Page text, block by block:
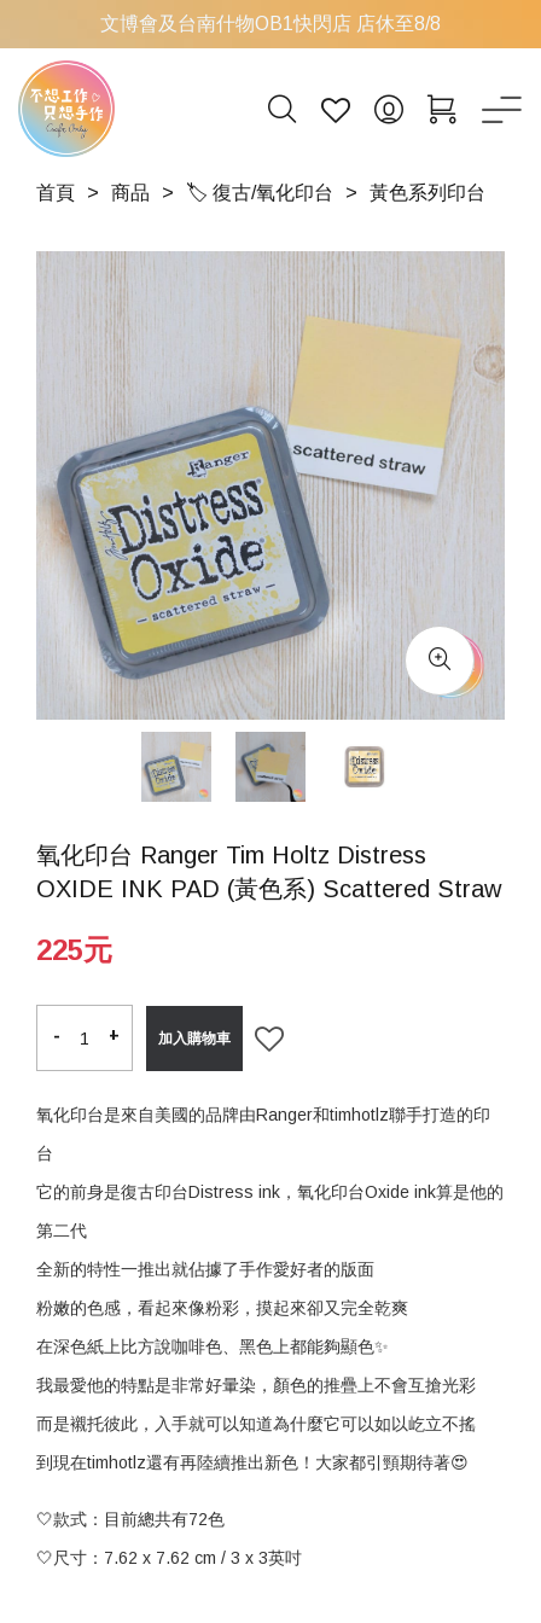
文博會及台南什物OB1快閃店 店休至8/8
首頁 商品 🏷 復古/氧化印台 黃色系列印台
氧化印台 Ranger Tim Holtz Distress
OXIDE INK PAD (黃色系) Scattered Straw
225元
- +
- + 加入購物車
氧化印台是來自美國的品牌由Ranger和timhotlz聯手打造的印
台
它的前身是復古印台Distress ink，氧化印台Oxide ink算是他的
第二代
全新的特性一推出就佔據了手作愛好者的版面
粉嫩的色感，看起來像粉彩，摸起來卻又完全乾爽
在深色紙上比方說咖啡色、黑色上都能夠顯色✨
我最愛他的特點是非常好暈染，顏色的推疊上不會互搶光彩
而是襯托彼此，入手就可以知道為什麼它可以如以屹立不搖
到現在timhotlz還有再陸續推出新色！大家都引頸期待著😍
🤍款式：目前總共有72色
🤍尺寸：7.62 x 7.62 cm / 3 x 3英吋